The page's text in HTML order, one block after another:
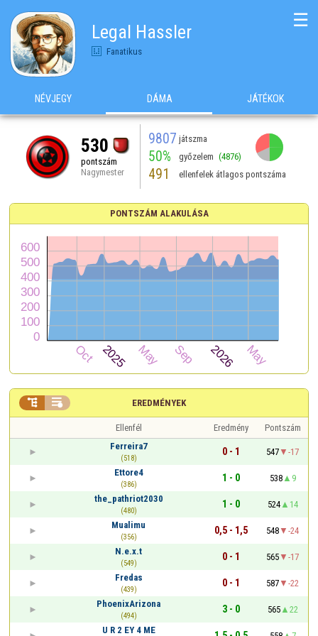
Legal Hassler
Fanatikus
☰
NÉVJEGY DÁMA JÁTÉKOK
530
pontszám
Nagymester
9807 játszma
50% győzelem (4876)
491 ellenfelek átlagos pontszáma
PONTSZÁM ALAKULÁSA
EREDMÉNYEK
 
Ellenfél Eredmény
Pontszám
Ferreira7
(518)
0 - 1 547
-17
Ettore4
(386)
1 - 0 538
9
the_pathriot2030
(480)
1 - 0 524
14
Mualimu
(356)
0,5 - 1,5 548
-24
N.e.x.t
(549)
0 - 1 565
-17
Fredas
(439)
0 - 1 587
-22
PhoenixArizona
(494)
3 - 0 565
22
U R 2 EY 4 ME